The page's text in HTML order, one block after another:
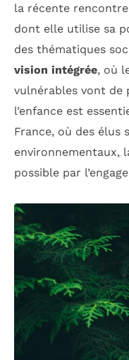
la récente
dont elle utilise sa
des thématiques
vision intégrée, où
vulnérables vont de
l’enfance est
France, où des élus
environnementaux,
possible par